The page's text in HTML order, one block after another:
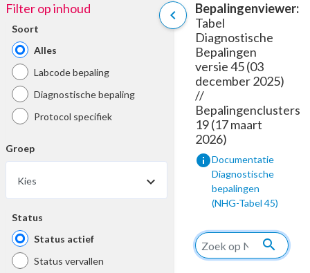
chevron_left
Filter op inhoud
Soort
Alles
Labcode bepaling
Diagnostische bepaling
Protocol specifiek
Groep
Kies
Status
Status actief
Status vervallen
Bepalingenviewer:
Tabel
Diagnostische
Bepalingen
versie 45 (03
december 2025)
//
Bepalingenclusters
19 (17 maart
2026)
infoDocumentatie
Diagnostische
bepalingen
(NHG-Tabel 45)
search